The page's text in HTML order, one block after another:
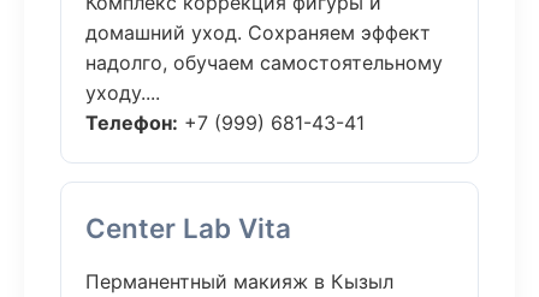
домашний уход. Сохраняем эффект
надолго, обучаем самостоятельному
уходу....
Телефон: +7 (999) 681-43-41
Center Lab Vita
Перманентный макияж в Кызыл